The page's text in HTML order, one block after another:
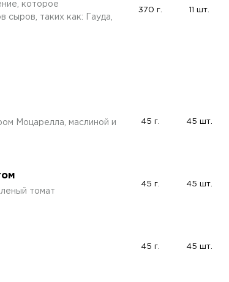
которое
сыров, таких как: Гауда,
370 г. 11 шт.
Моцарелла, маслиной и
45 г. 45 шт.
томат
45 г. 45 шт.
45 г. 45 шт.